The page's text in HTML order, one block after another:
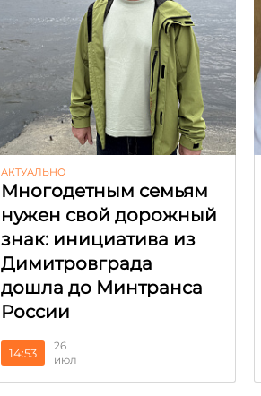
АКТУАЛЬНО
Многодетным семьям
нужен свой дорожный
знак: инициатива из
Димитровграда
дошла до Минтранса
России
14:53
26
июл